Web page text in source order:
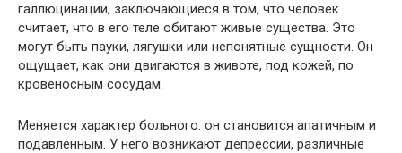
галлюцинации, заключающиеся в том, что человек
считает, что в его теле обитают живые существа. Это
могут быть пауки, лягушки или непонятные сущности. Он
ощущает, как они двигаются в животе, под кожей, по
кровеносным сосудам.
Меняется характер больного: он становится апатичным и
подавленным. У него возникают депрессии, различные